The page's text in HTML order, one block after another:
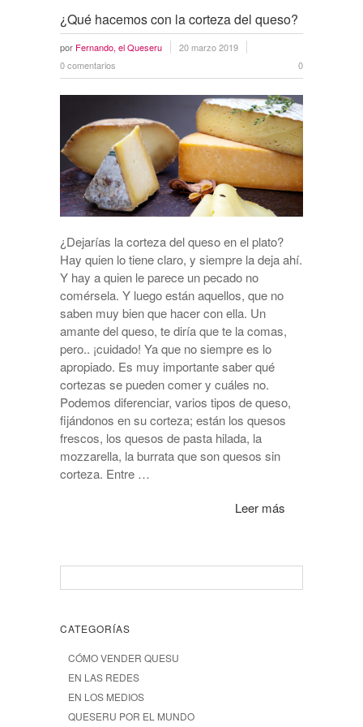
¿Qué hacemos con la corteza del queso?
por Fernando, el Queseru
20 marzo 2019
0 comentarios
0
¿Dejarías la corteza del queso en el plato?
Hay quien lo tiene claro, y siempre la deja ahí.
Y hay a quien le parece un pecado no
comérsela. Y luego están aquellos, que no
saben muy bien que hacer con ella. Un
amante del queso, te diría que te la comas,
pero.. ¡cuidado! Ya que no siempre es lo
apropiado. Es muy importante saber qué
cortezas se pueden comer y cuáles no.
Podemos diferenciar, varios tipos de queso,
fijándonos en su corteza; están los quesos
frescos, los quesos de pasta hilada, la
mozzarella, la burrata que son quesos sin
corteza. Entre …
Leer más
CATEGORÍAS
CÓMO VENDER QUESU
EN LAS REDES
EN LOS MEDIOS
QUESERU POR EL MUNDO